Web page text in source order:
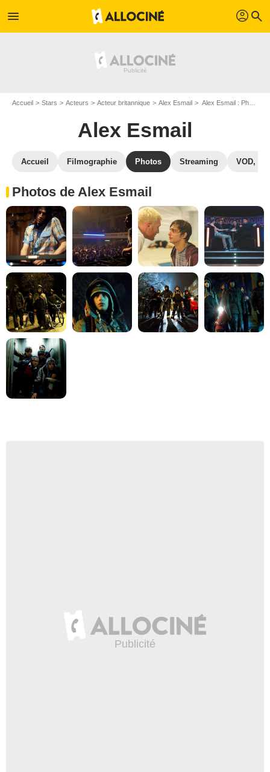
menu profil search
Accueil Stars Acteurs Acteur britannique Alex Esmail Alex Esmail : Photos de ses films et séries
Alex Esmail
Accueil Filmographie Photos Streaming VOD,
Photos de Alex Esmail